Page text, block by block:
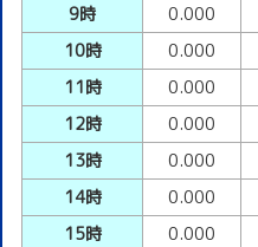
9時
0.000
10時
0.000
11時
0.000
12時
0.000
13時
0.000
14時
0.000
15時
0.000